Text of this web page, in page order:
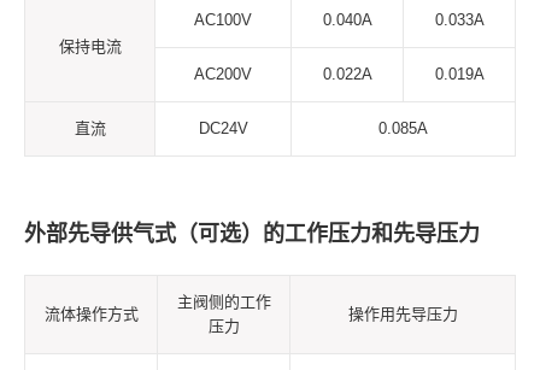
保持电流
AC100V 0.040A 0.033A
AC200V 0.022A 0.019A
直流 DC24V 0.085A
外部先导供气式（可选）的工作压力和先导压力
流体操作方式
主阀侧的工作
压力
操作用先导压力